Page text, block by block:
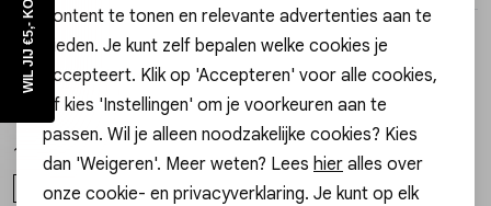
Style dit met
Only
15278090 TOP EA SL
19,99
S M L XL
1/1
29,99
75 85
content te tonen en relevante advertenties aan te
bieden. Je kunt zelf bepalen welke cookies je
accepteert. Klik op 'Accepteren' voor alle cookies,
of kies 'Instellingen' om je voorkeuren aan te
passen. Wil je alleen noodzakelijke cookies? Kies
dan 'Weigeren'. Meer weten? Lees hier alles over
onze cookie- en privacyverklaring. Je kunt op elk